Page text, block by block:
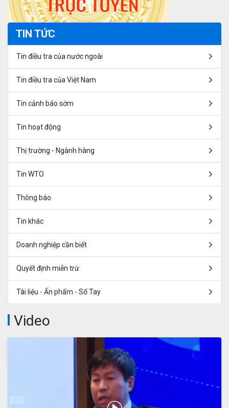
TIN TỨC
Tin điều tra của nước ngoài
Tin điều tra của Việt Nam
Tin cảnh báo sớm
Tin hoạt động
Thị trường - Ngành hàng
Tin WTO
Thông báo
Tin khác
Doanh nghiệp cần biết
Quyết định miễn trừ
Tài liệu - Ấn phẩm - Sổ Tay
Video